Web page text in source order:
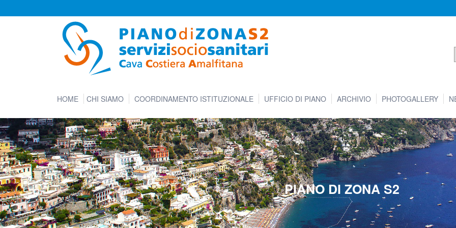
HOME CHI SIAMO COORDINAMENTO ISTITUZIONALE UFFICIO DI PIANO ARCHIVIO PHOTOGALLERY
PIANO DI ZONA S2